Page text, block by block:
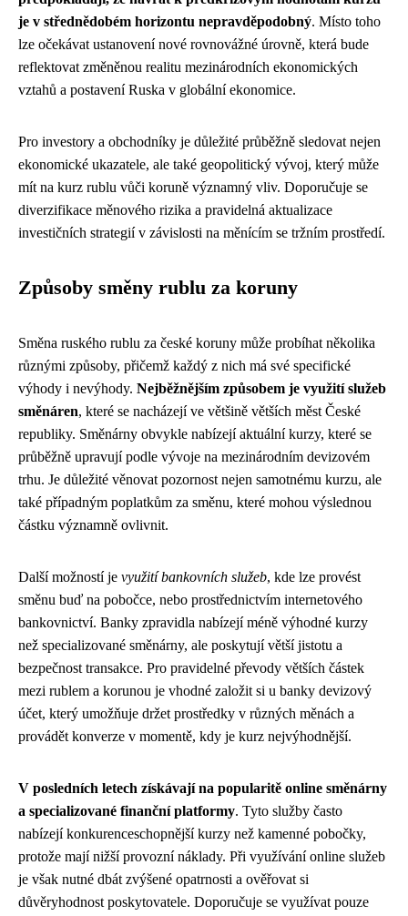
je v střednědobém horizontu nepravděpodobný. Místo toho
lze očekávat ustanovení nové rovnovážné úrovně, která bude
reflektovat změněnou realitu mezinárodních ekonomických
vztahů a postavení Ruska v globální ekonomice.
Pro investory a obchodníky je důležité průběžně sledovat nejen
ekonomické ukazatele, ale také geopolitický vývoj, který může
mít na kurz rublu vůči koruně významný vliv. Doporučuje se
diverzifikace měnového rizika a pravidelná aktualizace
investičních strategií v závislosti na měnícím se tržním prostředí.
Způsoby směny rublu za koruny
Směna ruského rublu za české koruny může probíhat několika
různými způsoby, přičemž každý z nich má své specifické
výhody i nevýhody. Nejběžnějším způsobem je využití služeb
směnáren, které se nacházejí ve většině větších měst České
republiky. Směnárny obvykle nabízejí aktuální kurzy, které se
průběžně upravují podle vývoje na mezinárodním devizovém
trhu. Je důležité věnovat pozornost nejen samotnému kurzu, ale
také případným poplatkům za směnu, které mohou výslednou
částku významně ovlivnit.
Další možností je využití bankovních služeb, kde lze provést
směnu buď na pobočce, nebo prostřednictvím internetového
bankovnictví. Banky zpravidla nabízejí méně výhodné kurzy
než specializované směnárny, ale poskytují větší jistotu a
bezpečnost transakce. Pro pravidelné převody větších částek
mezi rublem a korunou je vhodné založit si u banky devizový
účet, který umožňuje držet prostředky v různých měnách a
provádět konverze v momentě, kdy je kurz nejvýhodnější.
V posledních letech získávají na popularitě online směnárny
a specializované finanční platformy. Tyto služby často
nabízejí konkurenceschopnější kurzy než kamenné pobočky,
protože mají nižší provozní náklady. Při využívání online služeb
je však nutné dbát zvýšené opatrnosti a ověřovat si
důvěryhodnost poskytovatele. Doporučuje se využívat pouze